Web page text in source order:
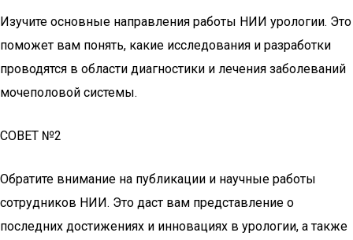
Изучите основные направления работы НИИ урологии. Это
поможет вам понять, какие исследования и разработки
проводятся в области диагностики и лечения заболеваний
мочеполовой системы.
СОВЕТ №2
Обратите внимание на публикации и научные работы
сотрудников НИИ. Это даст вам представление о
последних достижениях и инновациях в урологии, а также